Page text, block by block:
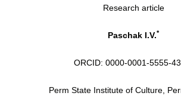
Research article
Paschak I.V.*
ORCID: 0000-0001-5555-
Perm State Institute of Culture,